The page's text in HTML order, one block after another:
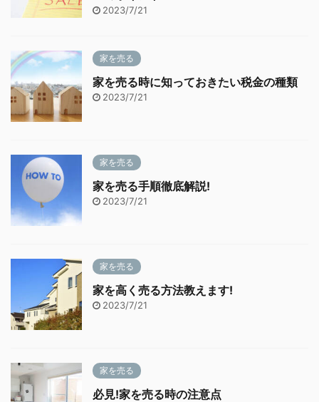
2023/7/21
家を売る
家を売る時に知っておきたい税金の種類
2023/7/21
家を売る
家を売る手順徹底解説!
2023/7/21
家を売る
家を高く売る方法教えます!
2023/7/21
家を売る
必見!家を売る時の注意点